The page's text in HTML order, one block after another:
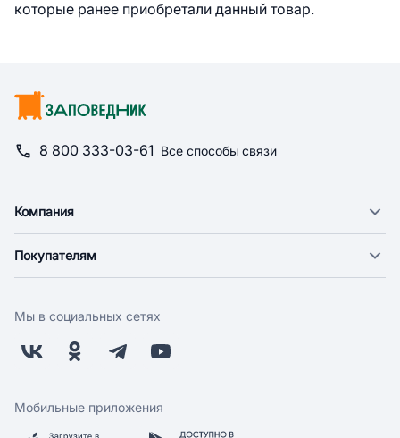
которые ранее приобретали данный товар.
8 800 333-03-61 Все способы связи
Компания
Новости
Поставщикам
Заводчикам
Обратная связь
Покупателям
Оплата
Бонусная программа
Скидки и акции
Мы в социальных сетях
Мобильные приложения